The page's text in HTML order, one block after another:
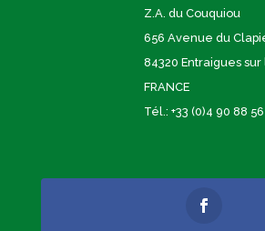
Z.A. du Couquiou
656 Avenue du
84320 Entraigues sur
FRANCE
Tél.: +33 (0)4 90 88